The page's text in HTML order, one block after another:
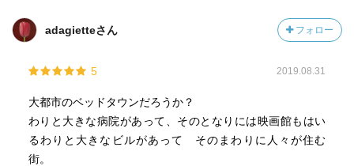
作者は母国で2014年に起きたセウォル号沈没事件に大きな
ショックを受けたという。
したこと、それはそもそも船で運搬しているトラックの貨
物の過積載が日常的に行われていたことなども原因となっ
ていたそうだ。
過去から続く悪しき慣習など、韓国における社会問題を放
置してきてしまった事が事故を招いたという悔恨の念が韓
adagietteさん フォロー
5 2019.08.31
大都市のベッドタウンだろうか？
わりと大きな病院があって、そのとなりには映画館もはい
るわりと大きなビルがあって そのまわりに人々が住む
街。